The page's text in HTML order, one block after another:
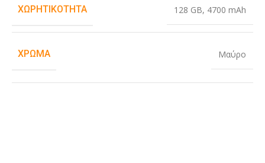
ΧΩΡΗΤΙΚΌΤΗΤΑ 128 GB, 4700 mAh
ΧΡΏΜΑ Μαύρο